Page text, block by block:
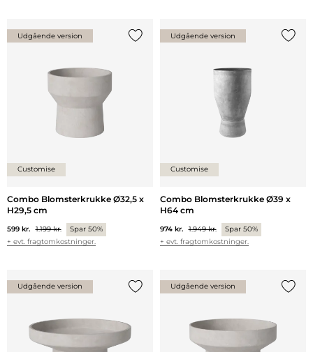
Udgående version
Customise
Combo Blomsterkrukke Ø32,5 x
H29,5 cm
599 kr. 1.199 kr.
Spar 50%
+ evt. fragtomkostninger.
Udgående version
Customise
Combo Blomsterkrukke Ø39 x
H64 cm
974 kr. 1.949 kr.
Spar 50%
+ evt. fragtomkostninger.
Udgående version Udgående version